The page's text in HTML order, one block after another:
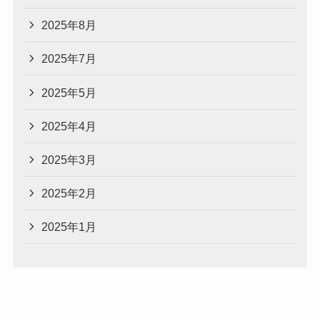
2025年8月
2025年7月
2025年5月
2025年4月
2025年3月
2025年2月
2025年1月